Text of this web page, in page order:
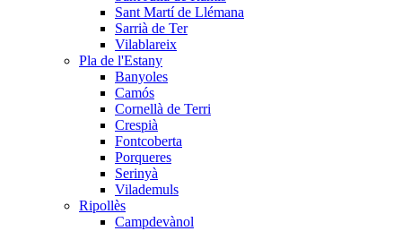
Sant Martí de Llémana
Sarrià de Ter
Vilablareix
Pla de l'Estany
Banyoles
Camós
Cornellà de Terri
Crespià
Fontcoberta
Porqueres
Serinyà
Vilademuls
Ripollès
Campdevànol